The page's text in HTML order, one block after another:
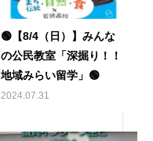
🟢【8/4（日）】みんな
の公民教室「深掘り！！
地域みらい留学」🟢
2024.07.31